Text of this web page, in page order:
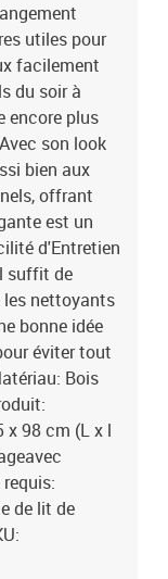
utiles pour
facilement
du soir à
encore plus
son look
bien aux
offrant
est un
d'Entretien
suffit de
les nettoyants
bonne idée
éviter tout
Bois
x 98 cm (L x l
de lit de